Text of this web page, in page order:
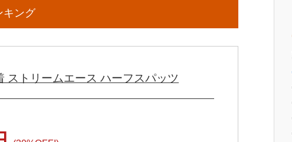
キング
ストリームエース ハーフスパッツ